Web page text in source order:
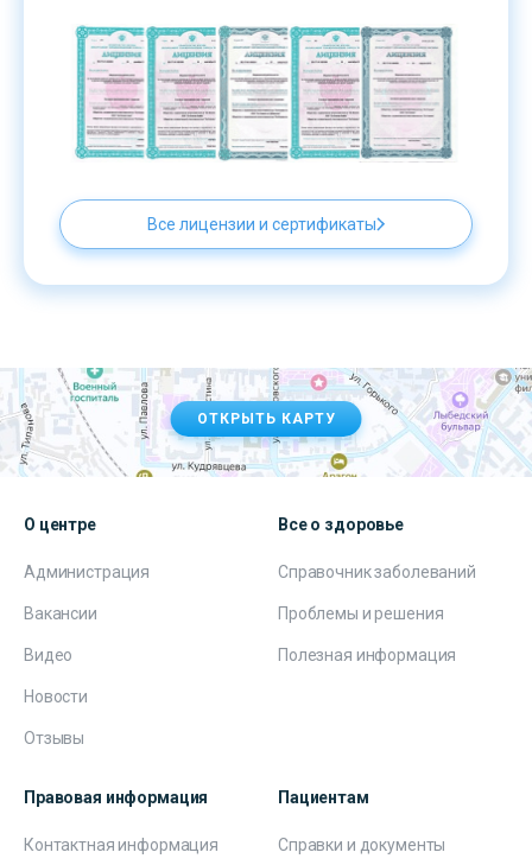
Все лицензии и сертификаты
ОТКРЫТЬ КАРТУ
О центре
Администрация
Вакансии
Видео
Новости
Отзывы
Все о здоровье
Справочник заболеваний
Проблемы и решения
Полезная информация
Правовая информация
Контактная информация
Пациентам
Справки и документы